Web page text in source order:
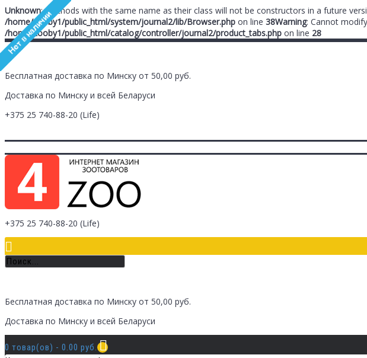
Unknown: Methods with the same name as their class will not be constructors in a future
/home/zooby1/public_html/system/journal2/lib/Browser.php on line 38Warning: Cannot
/home/zooby1/public_html/catalog/controller/journal2/product_tabs.php on line 28
Бесплатная доставка по Минску от 50,00 руб.
Доставка по Минску и всей Беларуси
+375 25 740-88-20 (Life)
+375 25 740-88-20 (Life)
Бесплатная доставка по Минску от 50,00 руб.
Доставка по Минску и всей Беларуси
0 товар(ов) - 0.00 руб.